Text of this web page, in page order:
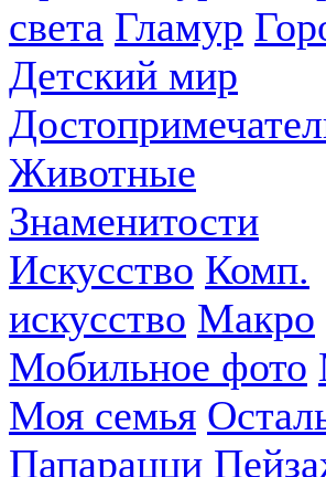
света Гламур
Детский мир
Животные
Знаменитости
Искусство Комп.
искусство Макро
Мобильное фото
Моя семья
Папарацци